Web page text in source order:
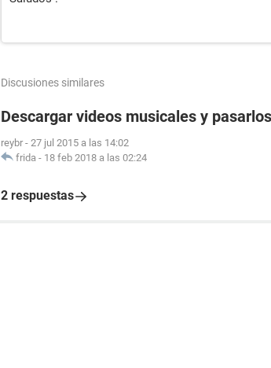
Discusiones similares
Descargar videos musicales y
reybr - 27 jul 2015 a las 14:02
frida - 18 feb 2018 a las 02:24
2 respuestas